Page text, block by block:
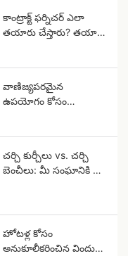
కాంట్రాక్ట్ ఫర్నిచర్ ఎలా
తయారు చేస్తారు? తయారీ
వాణిజ్యపరమైన
ఉపయోగం కోసం
చర్చి కుర్చీలు vs. చర్చి
బెంచీలు: మీ సంఘానికి ఏ
హోటళ్ల కోసం
అనుకూలీకరించిన విందు